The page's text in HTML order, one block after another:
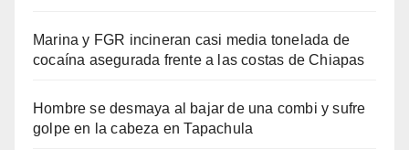
Marina y FGR incineran casi media tonelada de
cocaína asegurada frente a las costas de Chiapas
Hombre se desmaya al bajar de una combi y sufre
golpe en la cabeza en Tapachula